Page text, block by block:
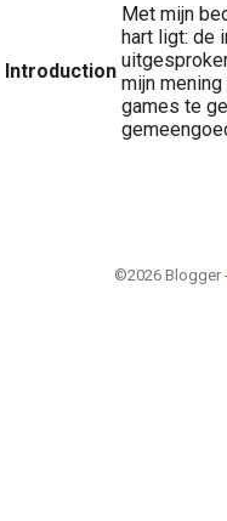
Introduction
Met mijn
hart ligt: de
mijn
games te
©2026 Blogger